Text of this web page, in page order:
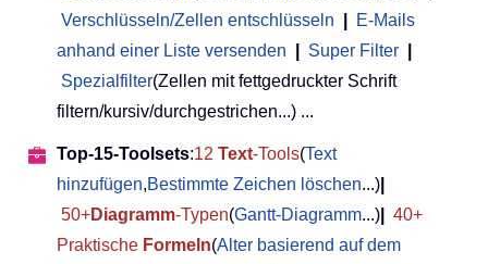
Verschlüsseln/Zellen entschlüsseln
E-Mails
anhand einer Liste versenden
Super Filter
Spezialfilter(Zellen mit fettgedruckter Schrift
filtern/kursiv/durchgestrichen...) ...
Top-15-Toolsets:12 Text-Tools(Text
hinzufügen,Bestimmte Zeichen löschen...)
50+Diagramm-Typen(Gantt-Diagramm...)
40+
Praktische Formeln(Alter basierend auf dem